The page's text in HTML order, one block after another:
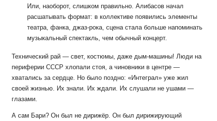
Или, наоборот, слишком правильно. Алибасов начал
расшатывать формат: в коллективе появились элементы
театра, фанка, джаз-рока, сцена стала больше напоминать
музыкальный спектакль, чем обычный концерт.
Технический рай — свет, костюмы, даже дым-машины! Люди на
периферии СССР хлопали стоя, а чиновники в центре —
хватались за сердце. Но было поздно: «Интеграл» уже жил
своей жизнью. Их знали. Их ждали. Их слушали не ушами —
глазами.
А сам Бари? Он был не дирижёр. Он был дирижирующий